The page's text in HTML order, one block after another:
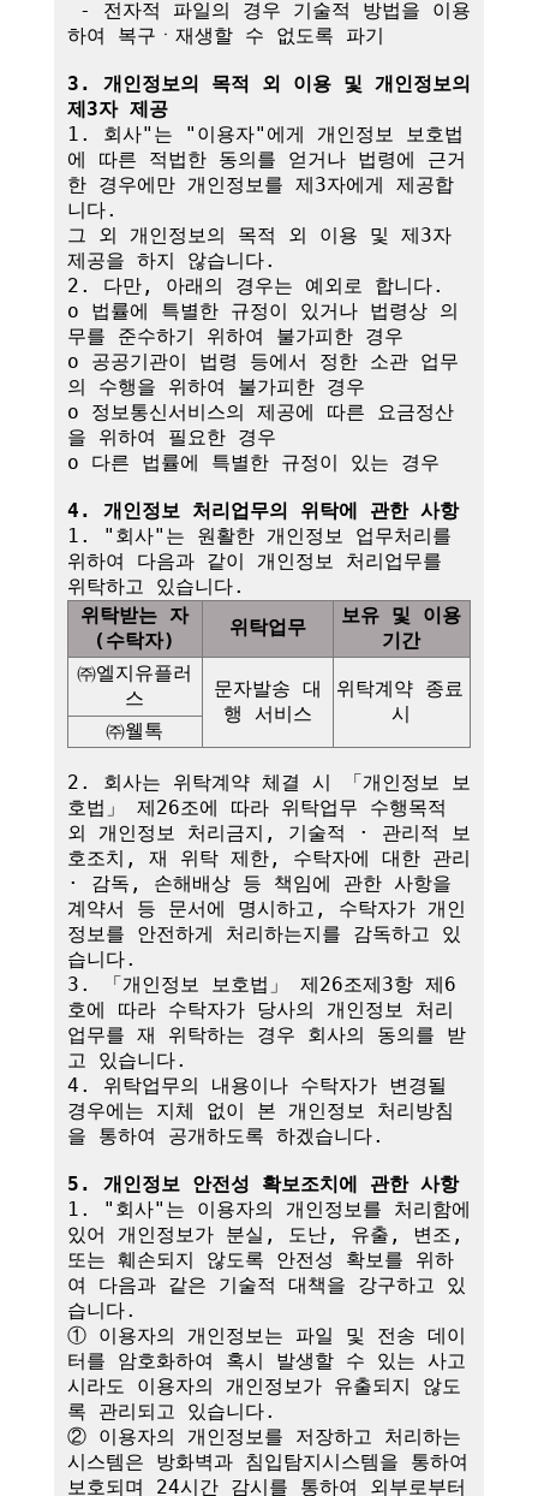
하여 복구ㆍ재생할 수 없도록 파기
3. 개인정보의 목적 외 이용 및 개인정보의
제3자 제공
1. 회사"는 "이용자"에게 개인정보 보호법
에 따른 적법한 동의를 얻거나 법령에 근거
한 경우에만 개인정보를 제3자에게 제공합
니다.
그 외 개인정보의 목적 외 이용 및 제3자
제공을 하지 않습니다.
2. 다만, 아래의 경우는 예외로 합니다.
o 법률에 특별한 규정이 있거나 법령상 의
무를 준수하기 위하여 불가피한 경우
o 공공기관이 법령 등에서 정한 소관 업무
의 수행을 위하여 불가피한 경우
o 정보통신서비스의 제공에 따른 요금정산
을 위하여 필요한 경우
o 다른 법률에 특별한 규정이 있는 경우
4. 개인정보 처리업무의 위탁에 관한 사항
1. "회사"는 원활한 개인정보 업무처리를
위하여 다음과 같이 개인정보 처리업무를
위탁받는 자
(수탁자)
위탁업무
보유 및 이용
기간
㈜엘지유플러
스
문자발송 대
행 서비스
위탁계약 종료
시
㈜웰톡
2. 회사는 위탁계약 체결 시 「개인정보 보
호법」 제26조에 따라 위탁업무 수행목적
외 개인정보 처리금지, 기술적 · 관리적 보
호조치, 재 위탁 제한, 수탁자에 대한 관리
· 감독, 손해배상 등 책임에 관한 사항을
계약서 등 문서에 명시하고, 수탁자가 개인
정보를 안전하게 처리하는지를 감독하고 있
습니다.
3. 「개인정보 보호법」 제26조제3항 제6
호에 따라 수탁자가 당사의 개인정보 처리
업무를 재 위탁하는 경우 회사의 동의를 받
고 있습니다.
4. 위탁업무의 내용이나 수탁자가 변경될
경우에는 지체 없이 본 개인정보 처리방침
을 통하여 공개하도록 하겠습니다.
5. 개인정보 안전성 확보조치에 관한 사항
1. "회사"는 이용자의 개인정보를 처리함에
있어 개인정보가 분실, 도난, 유출, 변조,
또는 훼손되지 않도록 안전성 확보를 위하
여 다음과 같은 기술적 대책을 강구하고 있
습니다.
① 이용자의 개인정보는 파일 및 전송 데이
터를 암호화하여 혹시 발생할 수 있는 사고
시라도 이용자의 개인정보가 유출되지 않도
록 관리되고 있습니다.
② 이용자의 개인정보를 저장하고 처리하는
시스템은 방화벽과 침입탐지시스템을 통하여
보호되며 24시간 감시를 통하여 외부로부터